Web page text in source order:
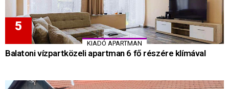
KIADÓ APARTMAN
Balatoni vízpartközeli apartman 6 fő részére klímával